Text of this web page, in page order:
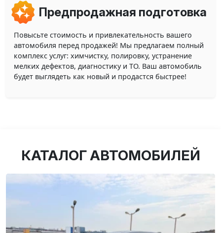
Предпродажная подготовка
Повысьте стоимость и привлекательность вашего
автомобиля перед продажей! Мы предлагаем полный
комплекс услуг: химчистку, полировку, устранение
мелких дефектов, диагностику и ТО. Ваш автомобиль
будет выглядеть как новый и продастся быстрее!
КАТАЛОГ АВТОМОБИЛЕЙ